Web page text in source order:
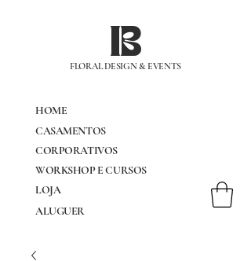
IB
FLORAL DESIGN & EVENTS
HOME
CASAMENTOS
CORPORATIVOS
WORKSHOP E CURSOS
LOJA
ALUGUER